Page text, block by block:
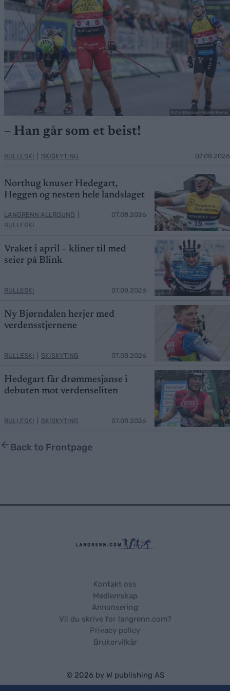
Foto: Manzoni/NordicFocus
– Han går som et beist!
RULLESKI SKISKYTING 07.08.2026
Northug knuser Hedegart,
Heggen og nesten hele landslaget
LANGRENN ALLROUND
RULLESKI
07.08.2026
Vraket i april – kliner til med
seier på Blink
RULLESKI 07.08.2026
Ny Bjørndalen herjer med
verdensstjernene
RULLESKI SKISKYTING 07.08.2026
Hedegart får drømmesjanse i
debuten mot verdenseliten
RULLESKI SKISKYTING 07.08.2026
Back to Frontpage
Kontakt oss
Medlemskap
Annonsering
Vil du skrive for langrenn.com?
Privacy policy
Brukervilkår
© 2026 by W publishing AS